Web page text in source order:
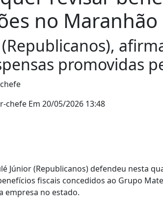
no Maranhão
promovidas
chefe Em 20/05/2026 13:48
Júnior (Republicanos) defendeu nesta
fiscais concedidos ao Grupo
empresa no estado.